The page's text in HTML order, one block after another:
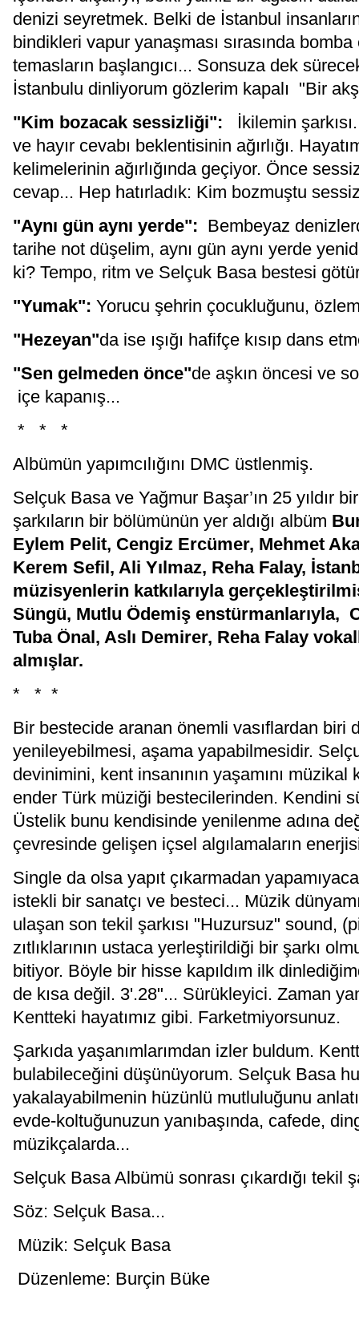
denizi seyretmek. Belki de İstanbul
bindikleri vapur yanaşması sırasında
temasların başlangıcı... Sonsuza dek
İstanbulu dinliyorum gözlerim kapalı "Bir
"Kim bozacak sessizliği": İkilemin
ve hayır cevabı beklentisinin ağırlığı.
kelimelerinin ağırlığında geçiyor. Önce
cevap... Hep hatırladık: Kim bozmuştu
"Aynı gün aynı yerde": Bembeyaz
tarihe not düşelim, aynı gün aynı yerde
ki? Tempo, ritm ve Selçuk Basa bestesi
"Yumak": Yorucu şehrin çocukluğunu,
"Hezeyan"da ise ışığı hafifçe kısıp dans
"Sen gelmeden önce"de aşkın öncesi ve
içe kapanış...
* * *
Albümün yapımcılığını DMC üstlenmiş.
Selçuk Basa ve Yağmur Başar’ın 25 yıldır
şarkıların bir bölümünün yer aldığı albüm
Eylem Pelit, Cengiz Ercümer, Mehmet
Kerem Sefil, Ali Yılmaz, Reha Falay,
müzisyenlerin katkılarıyla
Süngü, Mutlu Ödemiş enstürmanlarıyla,
Tuba Önal, Aslı Demirer, Reha Falay
almışlar.
* * *
Bir bestecide aranan önemli vasıflardan biri
yenileyebilmesi, aşama yapabilmesidir.
devinimini, kent insanının yaşamını
ender Türk müziği bestecilerinden. Kendini
Üstelik bunu kendisinde yenilenme adına
çevresinde gelişen içsel algılamaların
Single da olsa yapıt çıkarmadan
istekli bir sanatçı ve besteci... Müzik
ulaşan son tekil şarkısı "Huzursuz" sound,
zıtlıklarının ustaca yerleştirildiği bir şarkı
bitiyor. Böyle bir hisse kapıldım ilk
de kısa değil. 3'.28"... Sürükleyici. Zaman
Kentteki hayatımız gibi. Farketmiyorsunuz.
Şarkıda yaşanımlarımdan izler buldum.
bulabileceğini düşünüyorum. Selçuk Basa
yakalayabilmenin hüzünlü mutluluğunu
evde-koltuğunuzun yanıbaşında, cafede,
müzikçalarda...
Selçuk Basa Albümü sonrası çıkardığı tekil
Söz: Selçuk Basa...
Müzik: Selçuk Basa
Düzenleme: Burçin Büke